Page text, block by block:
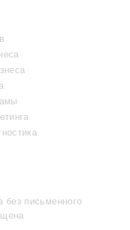
без письменного